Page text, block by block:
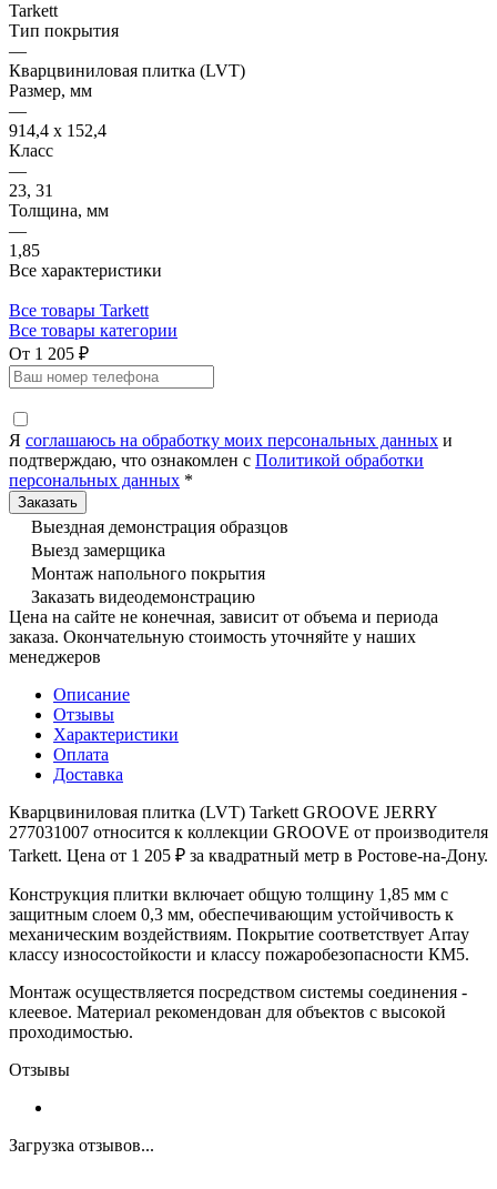
Tarkett
Тип покрытия
—
Кварцвиниловая плитка (LVT)
Размер, мм
—
914,4 х 152,4
Класс
—
23, 31
Толщина, мм
—
1,85
Все характеристики
Все товары Tarkett
Все товары категории
От 1 205 ₽
Я соглашаюсь на обработку моих персональных данных и
подтверждаю, что ознакомлен с Политикой обработки
персональных данных *
Выездная демонстрация образцов
Выезд замерщика
Монтаж напольного покрытия
Заказать видеодемонстрацию
Цена на сайте не конечная, зависит от объема и периода
заказа. Окончательную стоимость уточняйте у наших
менеджеров
Описание
Отзывы
Характеристики
Оплата
Доставка
Кварцвиниловая плитка (LVT) Tarkett GROOVE JERRY
277031007 относится к коллекции GROOVE от производителя
Tarkett. Цена от 1 205 ₽ за квадратный метр в Ростове-на-Дону.
Конструкция плитки включает общую толщину 1,85 мм с
защитным слоем 0,3 мм, обеспечивающим устойчивость к
механическим воздействиям. Покрытие соответствует Array
классу износостойкости и классу пожаробезопасности КМ5.
Монтаж осуществляется посредством системы соединения -
клеевое. Материал рекомендован для объектов с высокой
проходимостью.
Отзывы
Загрузка отзывов...